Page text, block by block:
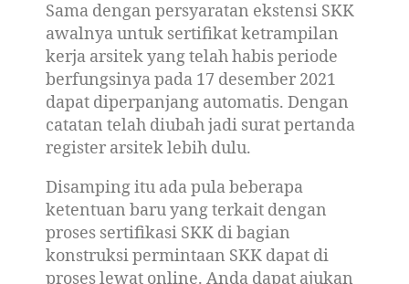
Sama dengan persyaratan ekstensi SKK
awalnya untuk sertifikat ketrampilan
kerja arsitek yang telah habis periode
berfungsinya pada 17 desember 2021
dapat diperpanjang automatis. Dengan
catatan telah diubah jadi surat pertanda
register arsitek lebih dulu.
Disamping itu ada pula beberapa
ketentuan baru yang terkait dengan
proses sertifikasi SKK di bagian
konstruksi permintaan SKK dapat di
proses lewat online. Anda dapat ajukan